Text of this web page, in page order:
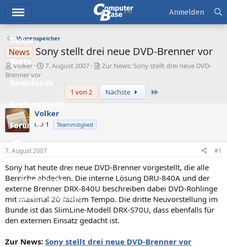
Ticker
Tests
Preisvergleich
Forum
Empfohlene Inhalte
Neue Beiträge
Neueste Aktivitäten
Anmelden
Massenspeicher
News Sony stellt drei neue DVD-Brenner vor
E
r
e
l
l
e
r
Volker
E
l
m
7. August 2007
Zur News: Sony stellt drei neue DVD-
Brenner vor
1 von 2
Nächste
Volker
Ost 1 Teammitglied
7. August 2007 #1
Sony hat heute drei neue DVD-Brenner vorgestellt, die alle
Bereiche abdecken. Die interne Lösung DRU-840A und der
externe Brenner DRX-840U beschreiben dabei DVD-Rohlinge
mit maximal 20-fachem Tempo. Die dritte Neuvorstellung im
Bunde ist das SlimLine-Modell DRX-S70U, dass ebenfalls für
den externen Einsatz gedacht ist.
Zur News: Sony stellt drei neue DVD-Brenner vor